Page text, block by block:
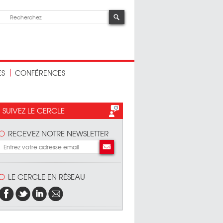
CONFÉRENCES
SUIVEZ LE CERCLE
RECEVEZ NOTRE NEWSLETTER
LE CERCLE EN RÉSEAU